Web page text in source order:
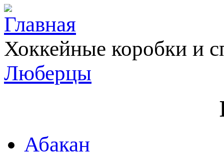
Хоккейные коробки и
Люберцы
Абакан